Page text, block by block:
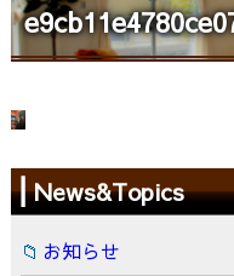
News&Topics
お知らせ